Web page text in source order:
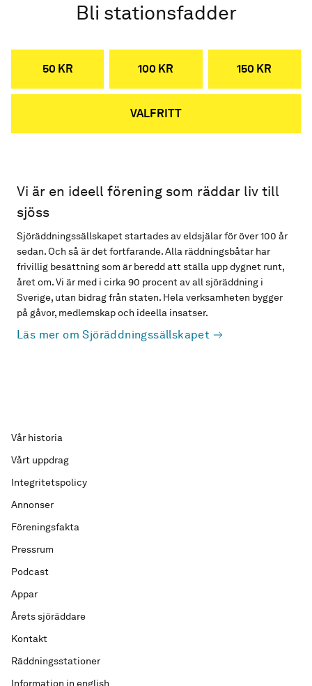
Bli stationsfadder
50 KR 100 KR 150 KR
VALFRITT
Vi är en ideell förening som räddar liv till
sjöss
Sjöräddningssällskapet startades av eldsjälar för över 100 år
sedan. Och så är det fortfarande. Alla räddningsbåtar har
frivillig besättning som är beredd att ställa upp dygnet runt,
året om. Vi är med i cirka 90 procent av all sjöräddning i
Sverige, utan bidrag från staten. Hela verksamheten bygger
på gåvor, medlemskap och ideella insatser.
Läs mer om Sjöräddningssällskapet
Vår historia
Vårt uppdrag
Integritetspolicy
Annonser
Föreningsfakta
Pressrum
Podcast
Appar
Årets sjöräddare
Kontakt
Räddningsstationer
Information in english